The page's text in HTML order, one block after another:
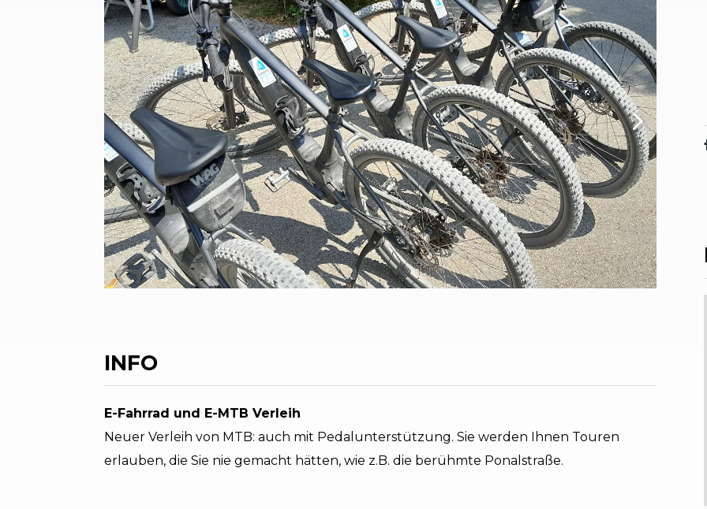
INFO
E-Fahrrad und E-MTB Verleih
Neuer Verleih von MTB: auch mit Pedalunterstützung. Sie werden Ihnen Touren
erlauben, die Sie nie gemacht hätten, wie z.B. die berühmte Ponalstraße.